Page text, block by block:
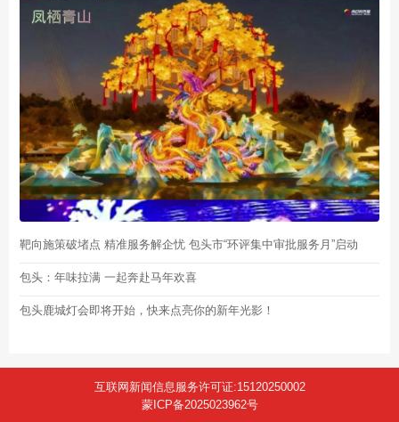
靶向施策破堵点 精准服务解企忧 包头市“环评集中审批服务月”启动
包头：年味拉满 一起奔赴马年欢喜
包头鹿城灯会即将开始，快来点亮你的新年光影！
互联网新闻信息服务许可证:15120250002
蒙ICP备2025023962号